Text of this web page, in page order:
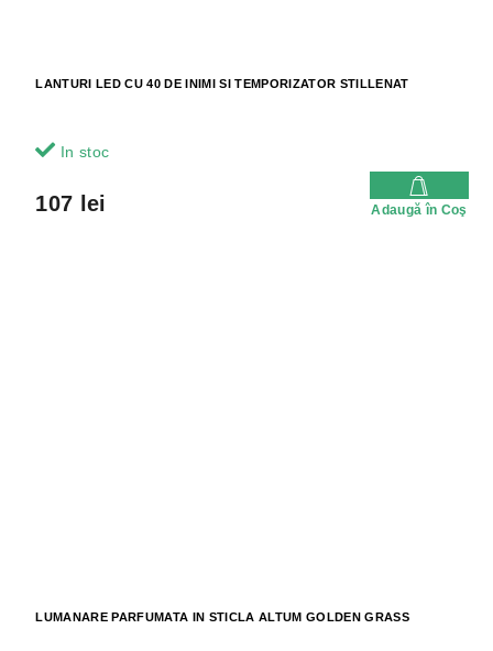
LANTURI LED CU 40 DE INIMI SI TEMPORIZATOR STILLENAT
In stoc
107 lei Adaugă în Coş
LUMANARE PARFUMATA IN STICLA ALTUM GOLDEN GRASS